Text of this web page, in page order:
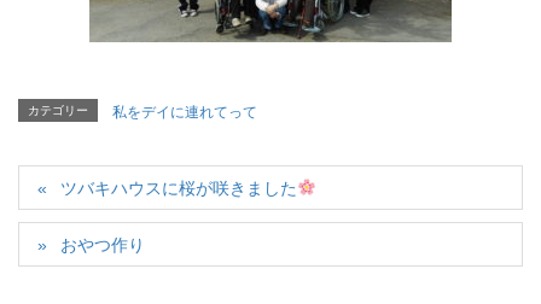
カテゴリー 私をデイに連れてって
ツバキハウスに桜が咲きました
おやつ作り